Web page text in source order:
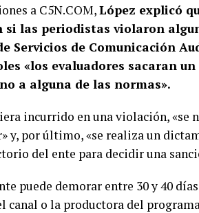
a C5N.COM,López explicó
si las periodistas violaron
Servicios de Comunicación
«los evaluadores sacaran
a alguna de las normas».
incurrido en una violación, «se
y, por último, «se realiza un
del ente para decidir una
puede demorar entre 30 y 40
canal o la productora del